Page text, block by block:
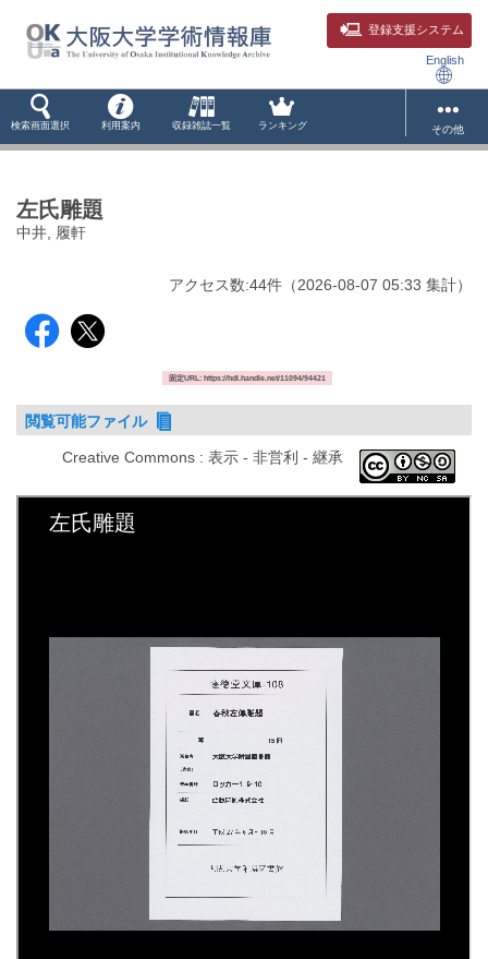
登録支援システム
English
検索画面選択 利用案内 収録雑誌一覧 ランキング その他
左氏雕題
中井, 履軒
アクセス数:44件 （2026-08-07 05:33 集計）
固定URL: https://hdl.handle.net/11094/94421
閲覧可能ファイル
Creative Commons : 表示 - 非営利 - 継承